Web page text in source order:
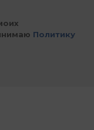
Политику